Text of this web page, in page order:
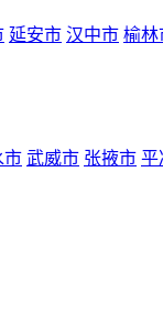
延安市 汉中市 榆林
市 武威市 张掖市 平